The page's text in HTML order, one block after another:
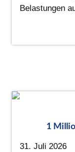
Belastungen
1
31. Juli 2026